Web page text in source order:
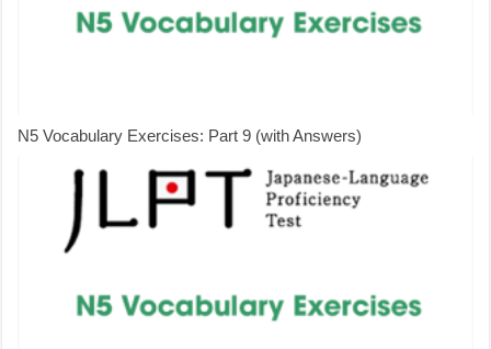
N5 Vocabulary Exercises: Part 9 (with Answers)